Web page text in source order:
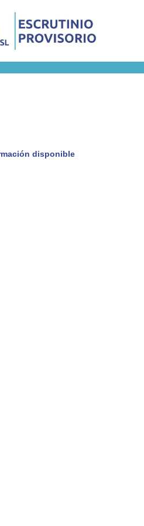
disponible